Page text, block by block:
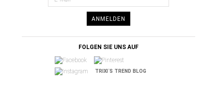
ANMELDEN
FOLGEN SIE UNS AUF
TRIXI´S TREND BLOG